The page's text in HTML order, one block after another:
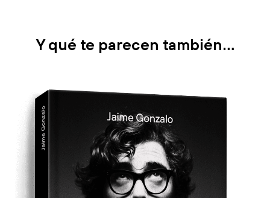
Y qué te parecen también…